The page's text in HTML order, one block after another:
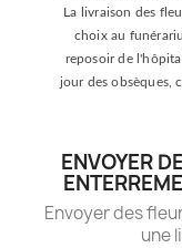
La livraison des
choix au
reposoir de
jour des obsèques,
ENVOYER
Envoyer des
une